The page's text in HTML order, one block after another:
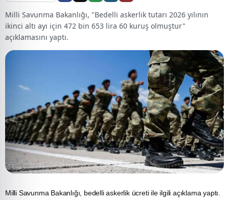
Milli Savunma Bakanlığı, "Bedelli askerlik tutarı 2026 yılının
ikinci altı ayı için 472 bin 653 lira 60 kuruş olmuştur"
açıklamasını yaptı.
Milli Savunma Bakanlığı, bedelli askerlik ücreti ile ilgili açıklama yaptı.